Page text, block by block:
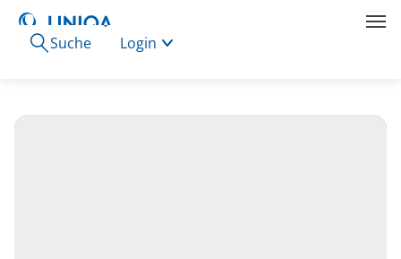
Suche Login